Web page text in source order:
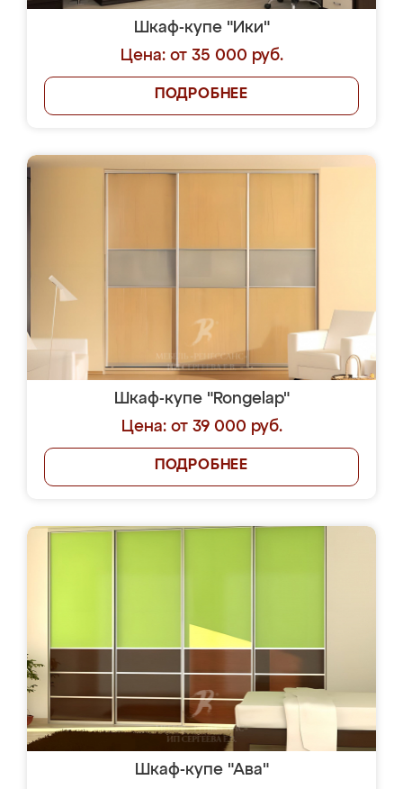
Шкаф-купе "Ики"
Цена: от 35 000 руб.
ПОДРОБНЕЕ
Шкаф-купе "Rongelap"
Цена: от 39 000 руб.
ПОДРОБНЕЕ
Шкаф-купе "Ава"